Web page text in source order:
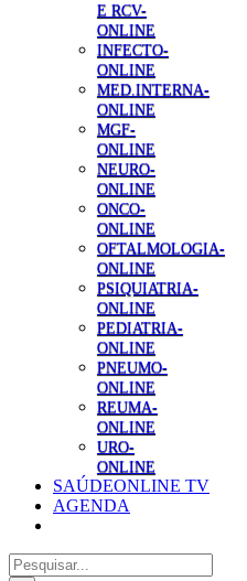
E RCV-
ONLINE
INFECTO-
ONLINE
MED.INTERNA-
ONLINE
MGF-
ONLINE
NEURO-
ONLINE
ONCO-
ONLINE
OFTALMOLOGIA-
ONLINE
PSIQUIATRIA-
ONLINE
PEDIATRIA-
ONLINE
PNEUMO-
ONLINE
REUMA-
ONLINE
URO-
ONLINE
SAÚDEONLINE TV
AGENDA
Pesquisar